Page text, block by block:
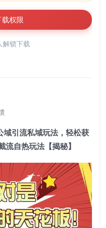
载权限
解锁下载
域引流私域玩法，轻松获
自热玩法【揭秘】